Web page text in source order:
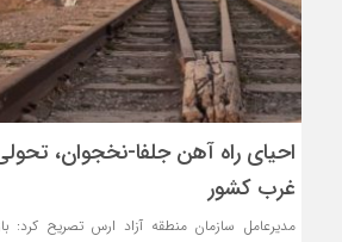
احیای راه آهن جلفا-نخجوان،
غرب کشور
مدیرعامل سازمان منطقه آزاد ارس تصریح کرد: